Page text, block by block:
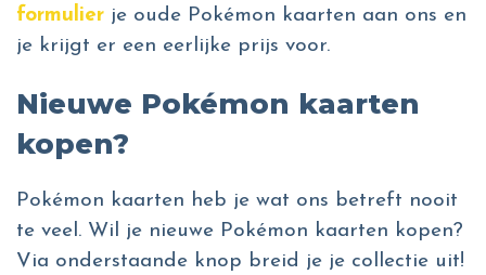
formulier je oude Pokémon kaarten aan ons en
je krijgt er een eerlijke prijs voor.
Nieuwe Pokémon kaarten
kopen?
Pokémon kaarten heb je wat ons betreft nooit
te veel. Wil je nieuwe Pokémon kaarten kopen?
Via onderstaande knop breid je je collectie uit!